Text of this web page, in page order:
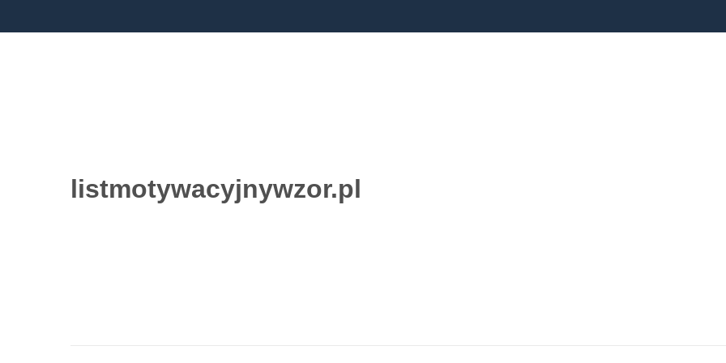
listmotywacyjnywzor.pl